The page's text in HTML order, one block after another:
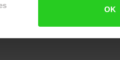
OK